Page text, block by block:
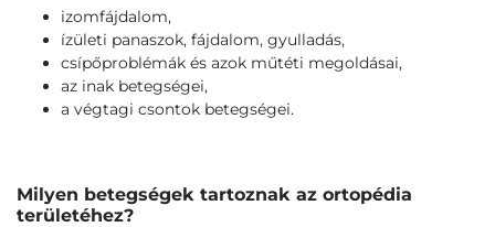
izomfájdalom,
ízületi panaszok, fájdalom, gyulladás,
csípőproblémák és azok műtéti megoldásai,
az inak betegségei,
a végtagi csontok betegségei.
Milyen betegségek tartoznak az ortopédia
területéhez?